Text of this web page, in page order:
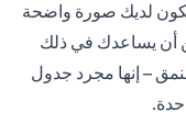
لديك صورة واضحة
أن يساعدك في ذلك
– إنها مجرد جدول